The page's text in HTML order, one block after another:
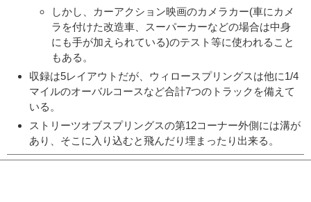
しかし、カーアクション映画のカメラカー(車にカメ
ラを付けた改造車、スーパーカーなどの場合は中身
にも手が加えられている)のテスト等に使われること
もある。
収録は5レイアウトだが、ウィロースプリングスは他に1/4
マイルのオーバルコースなど合計7つのトラックを備えて
いる。
ストリーツオブスプリングスの第12コーナー外側には溝が
あり、そこに入り込むと飛んだり埋まったり出来る。